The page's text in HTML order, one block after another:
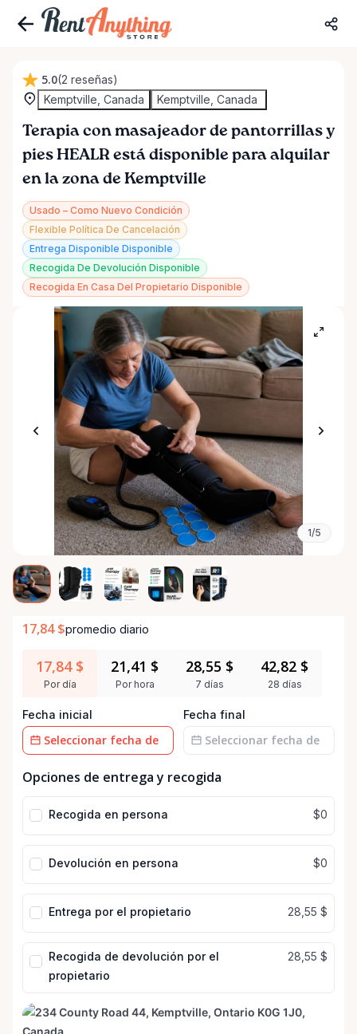
Usado – Como Nuevo Condición
Flexible Política De Cancelación
Entrega Disponible Disponible
Recogida De Devolución Disponible
Recogida En Casa Del Propietario Disponible
Terapia con masajeador de pantorrillas y
pies HEALR está disponible para alquilar
en la zona de Kemptville
5.0(2 reseñas)
Kemptville, Canada
Kemptville, Canada
1/5
17,84 $promedio diario
17,84 $
Por día
21,41 $
Por hora
28,55 $
7 días
42,82 $
28 días
Fecha inicial Fecha final
de
de
Opciones de entrega y recogida
Recogida en persona $0
Devolución en persona $0
Entrega por el propietario 28,55 $
Recogida de devolución por el
propietario
28,55 $